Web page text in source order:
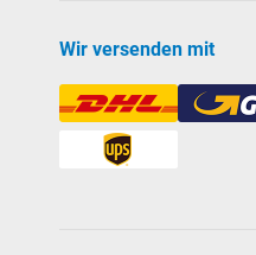
Technische Daten:
Leistung:
Gehäuse:
Wir versenden mit